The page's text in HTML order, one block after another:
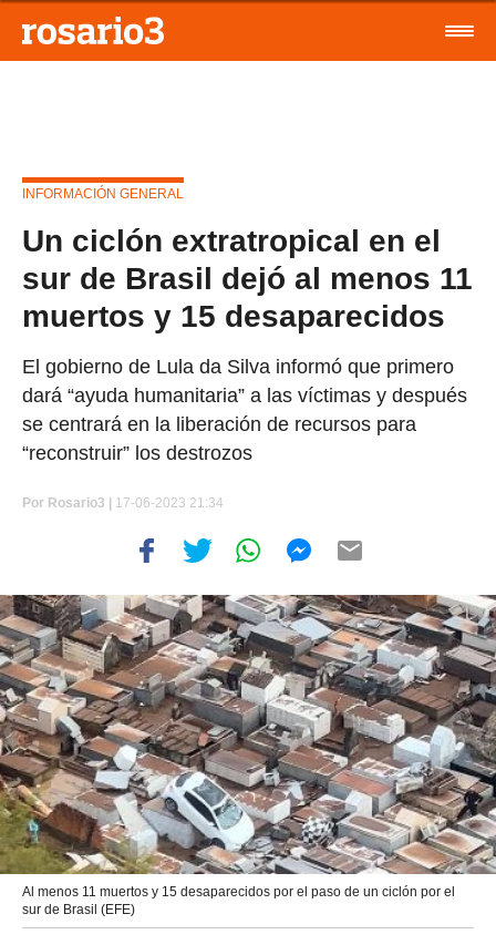
INFORMACIÓN GENERAL
Un ciclón extratropical en el
sur de Brasil dejó al menos 11
muertos y 15 desaparecidos
El gobierno de Lula da Silva informó que primero
dará “ayuda humanitaria” a las víctimas y después
se centrará en la liberación de recursos para
“reconstruir” los destrozos
Por Rosario3 | 17-06-2023 21:34
Al menos 11 muertos y 15 desaparecidos por el paso de un ciclón por el
sur de Brasil (EFE)